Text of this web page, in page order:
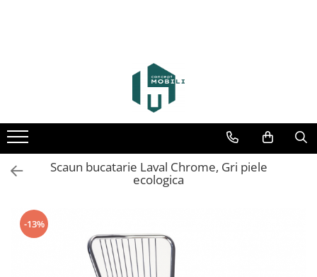
Scaun bucatarie Laval Chrome, Gri piele
ecologica
-13%